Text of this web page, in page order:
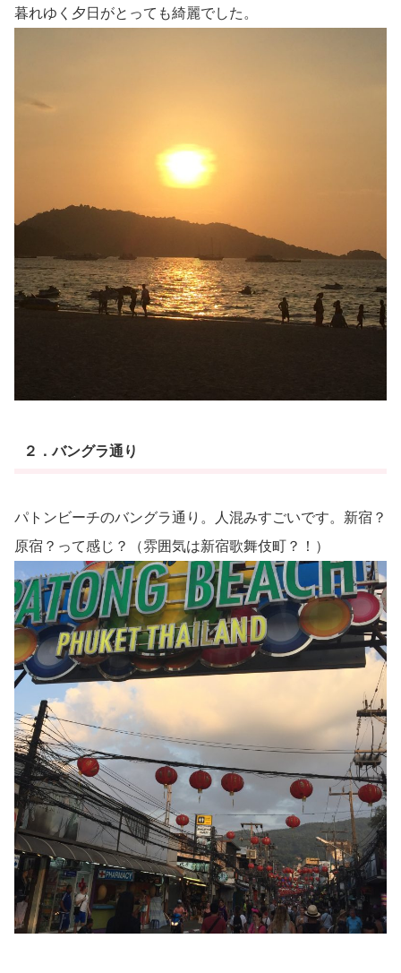
暮れゆく夕日がとっても綺麗でした。
２．バングラ通り
パトンビーチのバングラ通り。人混みすごいです。新宿？
原宿？って感じ？（雰囲気は新宿歌舞伎町？！）